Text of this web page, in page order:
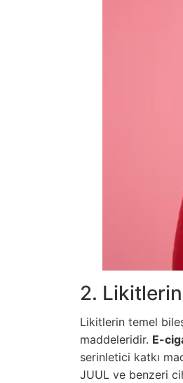
2.
Likitlerin temel
maddeleridir. E-
serinletici katkı
JUUL ve benzeri